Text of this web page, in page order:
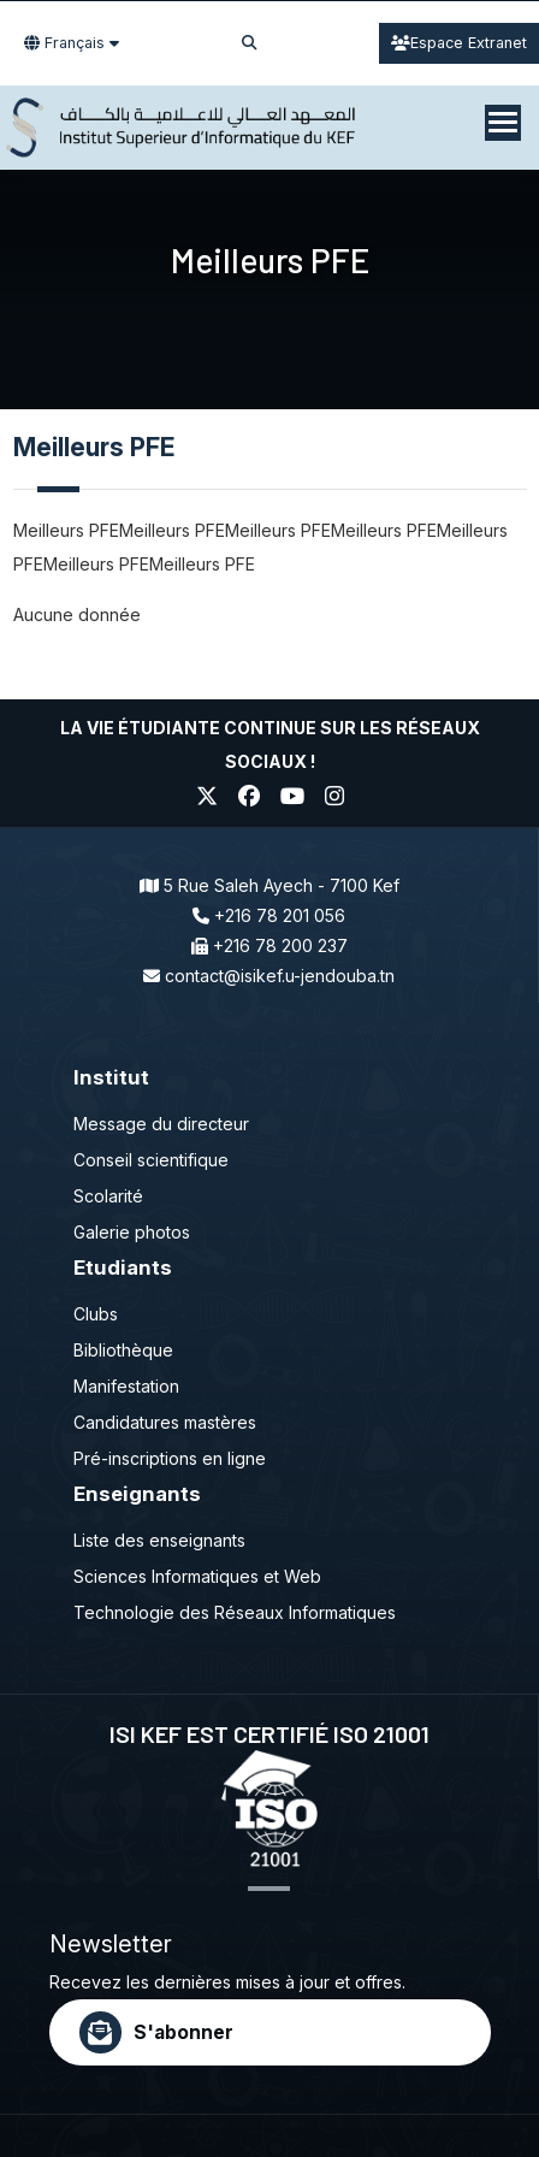
Français Espace Extranet
Meilleurs PFE
Meilleurs PFE
Meilleurs PFEMeilleurs PFEMeilleurs PFEMeilleurs PFEMeilleurs
PFEMeilleurs PFEMeilleurs PFE
Aucune donnée
LA VIE ÉTUDIANTE CONTINUE SUR LES RÉSEAUX
SOCIAUX !
5 Rue Saleh Ayech - 7100 Kef
+216 78 201 056
+216 78 200 237
contact@isikef.u-jendouba.tn
Institut
Message du directeur
Conseil scientifique
Scolarité
Galerie photos
Etudiants
Clubs
Bibliothèque
Manifestation
Candidatures mastères
Pré-inscriptions en ligne
Enseignants
Liste des enseignants
Sciences Informatiques et Web
Technologie des Réseaux Informatiques
ISI KEF EST CERTIFIÉ ISO 21001
Newsletter
Recevez les dernières mises à jour et offres.
S'abonner